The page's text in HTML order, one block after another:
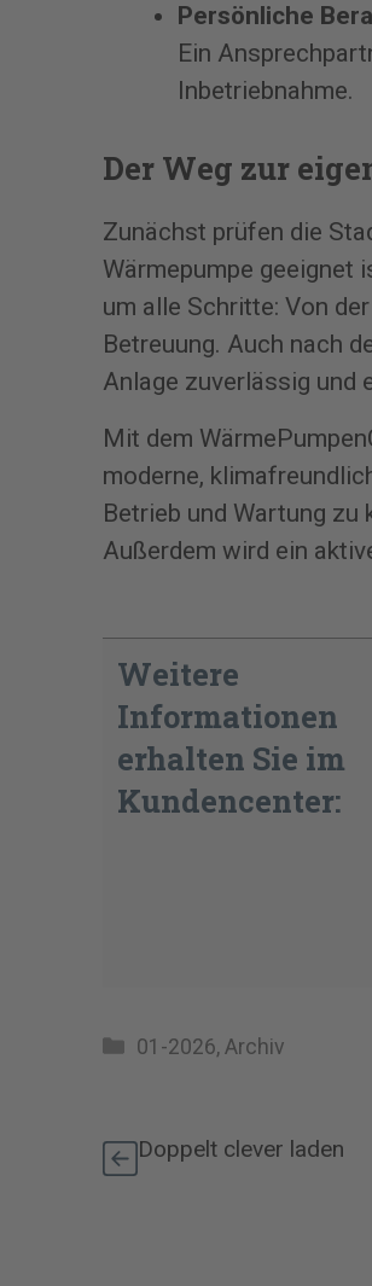
Persönliche
Ein
Inbetriebnahme.
Der Weg zur
Zunächst prüfen die
Wärmepumpe geeignet
um alle Schritte: Von
Betreuung. Auch nach
Anlage zuverlässig und
Mit dem
moderne,
Betrieb und Wartung
Außerdem wird ein
Weitere
Informationen
erhalten Sie im
Kundencenter:
Kategorien
01-2026,Archiv
Doppelt clever laden